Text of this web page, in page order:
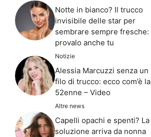
Notte in bianco? Il trucco
invisibile delle star per
sembrare sempre fresche:
provalo anche tu
Notizie
Alessia Marcuzzi senza un
filo di trucco: ecco com’è la
52enne – Video
Altre news
Capelli opachi e spenti? La
soluzione arriva da nonna